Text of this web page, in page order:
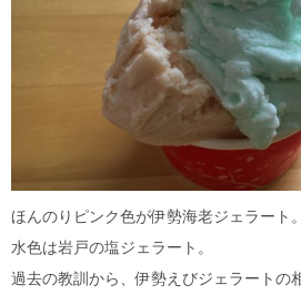
ほんのりピンク色が伊勢海老ジェラート。
水色は岩戸の塩ジェラート。
過去の教訓から、伊勢えびジェラートの